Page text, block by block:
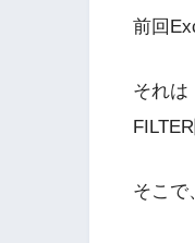
前回
それは
そこで